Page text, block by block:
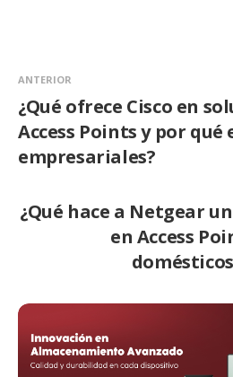
ANTERIOR
¿Qué ofrece Cisco en
Access Points y por qué
empresariales?
¿Qué hace a Netgear
en Access